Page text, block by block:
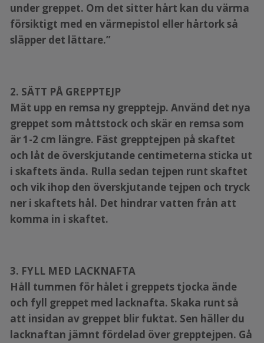
under greppet. Om det sitter hårt kan du värma
försiktigt med en värmepistol eller hårtork så
släpper det lättare.”
2. SÄTT PÅ GREPPTEJP
Mät upp en remsa ny grepptejp. Använd det nya
greppet som måttstock och skär en remsa som
är 1-2 cm längre. Fäst grepptejpen på skaftet
och låt de överskjutande centimeterna sticka ut
i skaftets ända. Rulla sedan tejpen runt skaftet
och vik ihop den överskjutande tejpen och tryck
ner i skaftets hål. Det hindrar vatten från att
komma in i skaftet.
3. FYLL MED LACKNAFTA
Håll tummen för hålet i greppets tjocka ände
och fyll greppet med lacknafta. Skaka runt så
att insidan av greppet blir fuktat. Sen häller du
lacknaftan jämnt fördelad över grepptejpen. Gå